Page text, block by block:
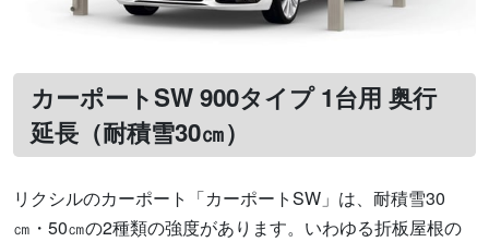
カーポートSW 900タイプ 1台用 奥行
延長（耐積雪30㎝）
リクシルのカーポート「カーポートSW」は、耐積雪30
㎝・50㎝の2種類の強度があります。いわゆる折板屋根の